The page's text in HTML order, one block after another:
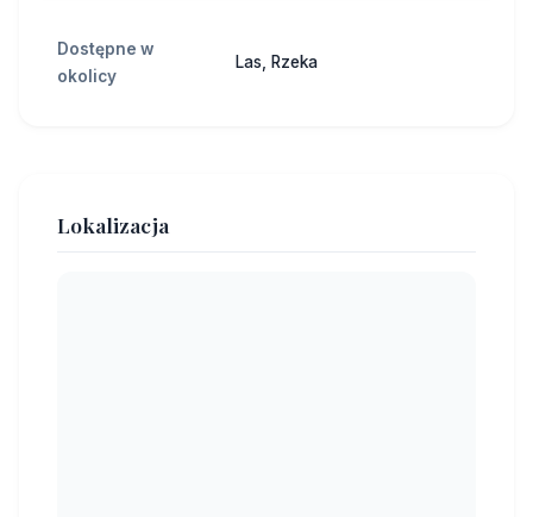
Dostępne w
okolicy
Las, Rzeka
Lokalizacja